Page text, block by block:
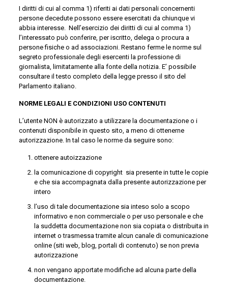
I diritti di cui al comma 1) riferiti ai dati personali concernenti
persone decedute possono essere esercitati da chiunque vi
abbia interesse. Nell’esercizio dei diritti di cui al comma 1)
l’interessato può conferire, per iscritto, delega o procura a
persone fisiche o ad associazioni. Restano ferme le norme sul
segreto professionale degli esercenti la professione di
giornalista, limitatamente alla fonte della notizia. E’ possibile
consultare il testo completo della legge presso il sito del
Parlamento italiano.
NORME LEGALI E CONDIZIONI USO CONTENUTI
L’utente NON è autorizzato a utilizzare la documentazione o i
contenuti disponibile in questo sito, a meno di ottenerne
autorizzazione. In tal caso le norme da seguire sono:
ottenere autoizzazione
la comunicazione di copyright sia presente in tutte le copie
e che sia accompagnata dalla presente autorizzazione per
intero
l’uso di tale documentazione sia inteso solo a scopo
informativo e non commerciale o per uso personale e che
la suddetta documentazione non sia copiata o distribuita in
internet o trasmessa tramite alcun canale di comunicazione
online (siti web, blog, portali di contenuto) se non previa
autorizzazione
non vengano apportate modifiche ad alcuna parte della
documentazione.